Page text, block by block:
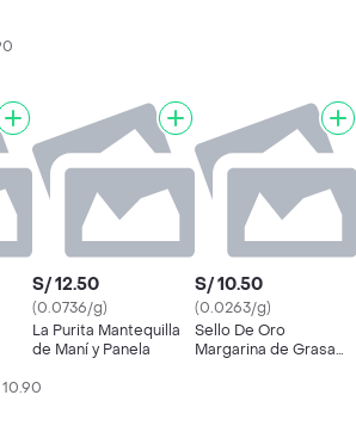
S/ 12.50
(0.0736/g)
La Purita Mantequilla
de Maní y Panela
S/ 10.50
(0.0263/g)
Sello De Oro
Margarina de Grasa